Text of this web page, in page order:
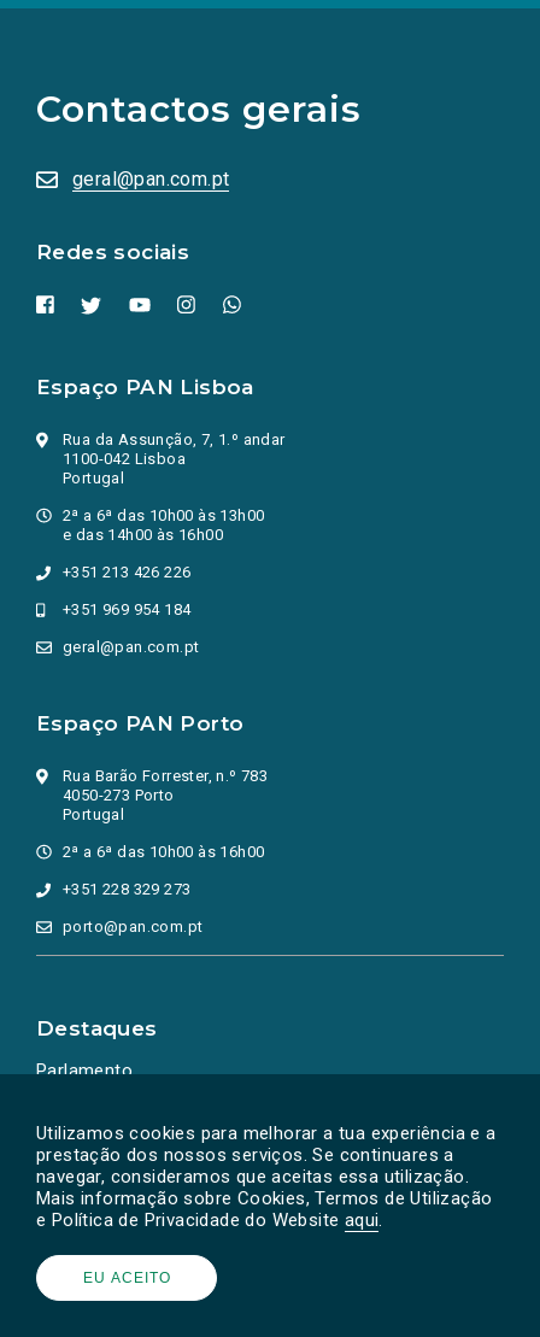
Utilizamos cookies para melhorar a tua experiência e a
prestação dos nossos serviços. Se continuares a
navegar, consideramos que aceitas essa utilização.
Mais informação sobre Cookies, Termos de Utilização
e Política de Privacidade do Website aqui.
EU ACEITO
Contactos gerais
geral@pan.com.pt
Redes sociais
redes
sociais
numa
nova
Espaço PAN Lisboa
Rua da Assunção, 7, 1.º andar
1100-042 Lisboa
Portugal
2ª a 6ª das 10h00 às 13h00
e das 14h00 às 16h00
+351 213 426 226
+351 969 954 184
geral@pan.com.pt
Espaço PAN Porto
Rua Barão Forrester, n.º 783
4050-273 Porto
Portugal
2ª a 6ª das 10h00 às 16h00
+351 228 329 273
porto@pan.com.pt
Destaques
Parlamento
Powered by © PAN 2026